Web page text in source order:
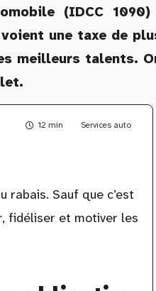
(IDCC
une taxe de
talents.
12 min Services auto
rabais. Sauf que c’est
fidéliser et motiver les